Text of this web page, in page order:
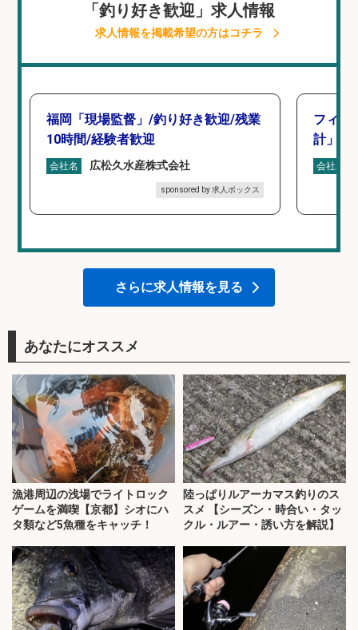
「釣り好き歓迎」求人情報
求人情報を掲載希望の方はコチラ
福岡「現場監督」/釣り好き歓迎/残業
10時間/経験者歓迎
会社名 広松久水産株式会社
sponsored by 求人ボックス
フィッ
計」
会社名
さらに求人情報を見る
あなたにオススメ
漁港周辺の浅場でライトロック
ゲームを満喫【京都】シオにハ
タ類など5魚種をキャッチ！
陸っぱりルアーカマス釣りのス
スメ 【シーズン・時合い・タッ
クル・ルアー・誘い方を解説】